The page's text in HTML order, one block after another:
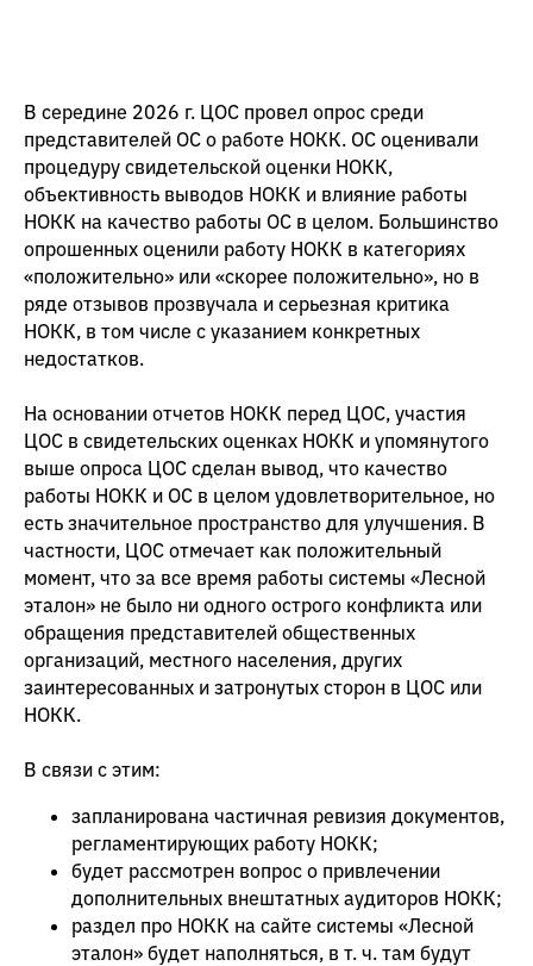
В середине 2026 г. ЦОС провел опрос среди
представителей ОС о работе НОКК. ОС оценивали
процедуру свидетельской оценки НОКК,
объективность выводов НОКК и влияние работы
НОКК на качество работы ОС в целом. Большинство
опрошенных оценили работу НОКК в категориях
«положительно» или «скорее положительно», но в
ряде отзывов прозвучала и серьезная критика
НОКК, в том числе с указанием конкретных
недостатков.
На основании отчетов НОКК перед ЦОС, участия
ЦОС в свидетельских оценках НОКК и упомянутого
выше опроса ЦОС сделан вывод, что качество
работы НОКК и ОС в целом удовлетворительное, но
есть значительное пространство для улучшения. В
частности, ЦОС отмечает как положительный
момент, что за все время работы системы «Лесной
эталон» не было ни одного острого конфликта или
обращения представителей общественных
организаций, местного населения, других
заинтересованных и затронутых сторон в ЦОС или
НОКК.
В связи с этим:
запланирована частичная ревизия документов,
регламентирующих работу НОКК;
будет рассмотрен вопрос о привлечении
дополнительных внештатных аудиторов НОКК;
раздел про НОКК на сайте системы «Лесной
эталон» будет наполняться, в т. ч. там будут